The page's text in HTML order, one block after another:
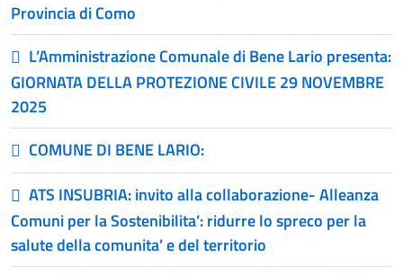
Provincia di Como
L’Amministrazione Comunale di Bene Lario presenta:
GIORNATA DELLA PROTEZIONE CIVILE 29 NOVEMBRE
2025
COMUNE DI BENE LARIO:
ATS INSUBRIA: invito alla collaborazione- Alleanza
Comuni per la Sostenibilita’: ridurre lo spreco per la
salute della comunita’ e del territorio